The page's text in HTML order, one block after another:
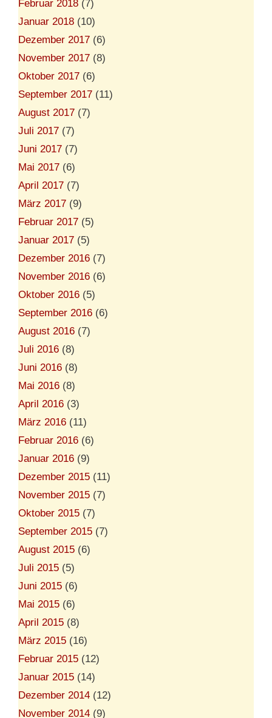
Februar 2018 (7)
Januar 2018 (10)
Dezember 2017 (6)
November 2017 (8)
Oktober 2017 (6)
September 2017 (11)
August 2017 (7)
Juli 2017 (7)
Juni 2017 (7)
Mai 2017 (6)
April 2017 (7)
März 2017 (9)
Februar 2017 (5)
Januar 2017 (5)
Dezember 2016 (7)
November 2016 (6)
Oktober 2016 (5)
September 2016 (6)
August 2016 (7)
Juli 2016 (8)
Juni 2016 (8)
Mai 2016 (8)
April 2016 (3)
März 2016 (11)
Februar 2016 (6)
Januar 2016 (9)
Dezember 2015 (11)
November 2015 (7)
Oktober 2015 (7)
September 2015 (7)
August 2015 (6)
Juli 2015 (5)
Juni 2015 (6)
Mai 2015 (6)
April 2015 (8)
März 2015 (16)
Februar 2015 (12)
Januar 2015 (14)
Dezember 2014 (12)
November 2014 (9)